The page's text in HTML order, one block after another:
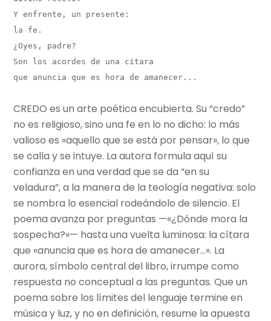
Y enfrente, un presente:
la fe.
¿Oyes, padre?
Son los acordes de una cítara
que anuncia que es hora de amanecer...
CREDO es un arte poética encubierta. Su “credo”
no es religioso, sino una fe en lo no dicho: lo más
valioso es «aquello que se está por pensar», lo que
se calla y se intuye. La autora formula aquí su
confianza en una verdad que se da “en su
veladura”, a la manera de la teología negativa: solo
se nombra lo esencial rodeándolo de silencio. El
poema avanza por preguntas —«¿Dónde mora la
sospecha?»— hasta una vuelta luminosa: la cítara
que «anuncia que es hora de amanecer…». La
aurora, símbolo central del libro, irrumpe como
respuesta no conceptual a las preguntas. Que un
poema sobre los límites del lenguaje termine en
música y luz, y no en definición, resume la apuesta